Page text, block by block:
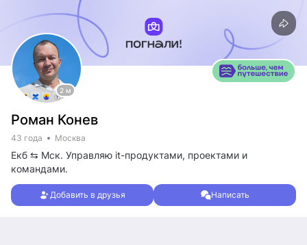
2 м
Роман Конев
43 года Москва
Екб ⇆ Мск. Управляю it-продуктами, проектами и
командами.
Добавить в друзья Написать